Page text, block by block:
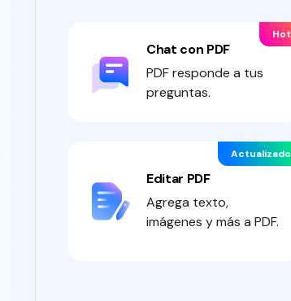
Chat con PDF
PDF responde a tus
preguntas.
Hot
Editar PDF
Agrega texto,
imágenes y más a PDF.
Actualizado